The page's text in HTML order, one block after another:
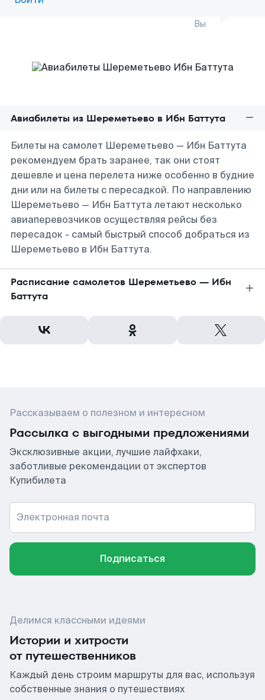
Вы
Авиабилеты из Шереметьево в Ибн Баттута
Билеты на самолет Шереметьево — Ибн Баттута
рекомендуем брать заранее, так они стоят
дешевле и цена перелета ниже особенно в будние
дни или на билеты с пересадкой. По направлению
Шереметьево — Ибн Баттута летают несколько
авиаперевозчиков осуществляя рейсы без
пересадок - самый быстрый способ добраться из
Шереметьево в Ибн Баттута.
Расписание самолетов Шереметьево — Ибн
Баттута
Рассказываем о полезном и интересном
Рассылка с выгодными предложениями
Эксклюзивные акции, лучшие лайфхаки,
заботливые рекомендации от экспертов
Купибилета
Электронная почта
Подписаться
Делимся классными идеями
Истории и хитрости
от путешественников
Каждый день строим маршруты для вас, используя
собственные знания о путешествиях